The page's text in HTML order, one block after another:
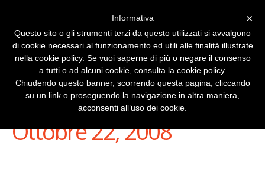
Stai Visualizzando
Ottobre 22, 2008
×
Informativa
Questo sito o gli strumenti terzi da questo utilizzati si avvalgono
di cookie necessari al funzionamento ed utili alle finalità illustrate
nella cookie policy. Se vuoi saperne di più o negare il consenso
a tutti o ad alcuni cookie, consulta la cookie policy.
Chiudendo questo banner, scorrendo questa pagina, cliccando
su un link o proseguendo la navigazione in altra maniera,
acconsenti all’uso dei cookie.